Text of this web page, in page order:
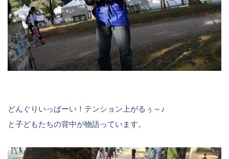
どんぐりいっぱーい！テンション上がるぅ～♪
と子どもたちの背中が物語っています。